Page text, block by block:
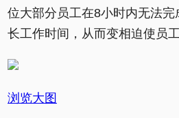
位大部分员工在8小时内无法
长工作时间，从而变相迫使员
浏览大图